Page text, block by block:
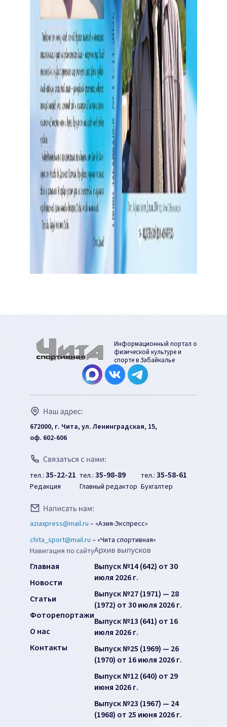
Информационный портал о
физической культуре и
спорте в Забайкалье
672000, г. Чита, ул. Ленинградская, 15,
оф. 602-606
тел.: 35-22-21
Редакция
тел.: 35-98-89
Главный редактор
тел.: 35-58-61
Бухгалтер
aziaxpress@mail.ru – «Азия-Экспресс»
chita_sport@mail.ru – «Чита спортивная»
Главная
Новости
Статьи
Фоторепортажи
О нас
Контакты
Выпуск №14 (642) от 30
июля 2026 г.
Выпуск №27 (1971) — 28
(1972) от 30 июля 2026 г.
Выпуск №13 (641) от 16
июля 2026 г.
Выпуск №25 (1969) — 26
(1970) от 16 июля 2026 г.
Выпуск №12 (640) от 29
июня 2026 г.
Выпуск №23 (1967) — 24
(1968) от 25 июня 2026 г.